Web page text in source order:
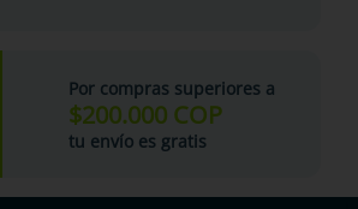
Por compras superiores a
$200.000 COP
tu envío es gratis